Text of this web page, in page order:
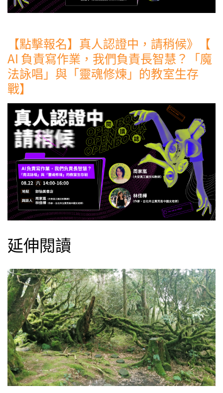
【點擊報名】真人認證中，請稍候》【
AI 負責寫作業，我們負責長智慧？「魔
法詠唱」與「靈魂修煉」的教室生存
戰】
延伸閱讀